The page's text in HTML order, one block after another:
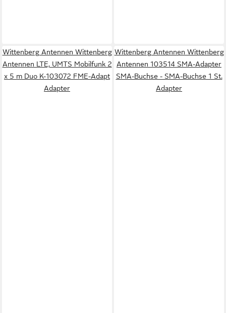
Wittenberg Antennen Wittenberg
Antennen LTE, UMTS Mobilfunk 2
x 5 m Duo K-103072 FME-Adapt
Adapter
Wittenberg Antennen Wittenberg
Antennen 103514 SMA-Adapter
SMA-Buchse - SMA-Buchse 1 St.
Adapter